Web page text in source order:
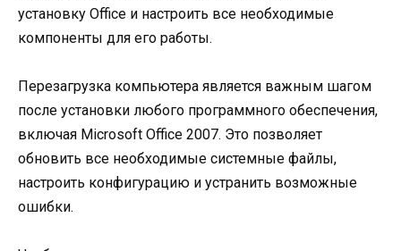
установку Office и настроить все необходимые
компоненты для его работы.
Перезагрузка компьютера является важным шагом
после установки любого программного обеспечения,
включая Microsoft Office 2007. Это позволяет
обновить все необходимые системные файлы,
настроить конфигурацию и устранить возможные
ошибки.